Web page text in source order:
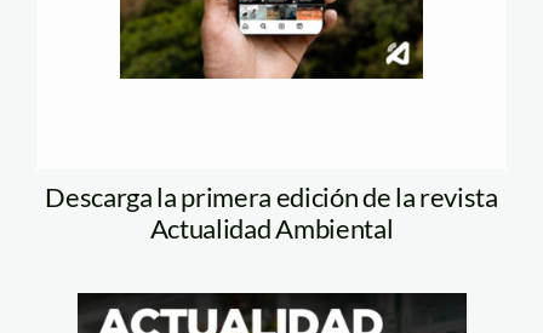
Descarga la primera edición de la revista
Actualidad Ambiental